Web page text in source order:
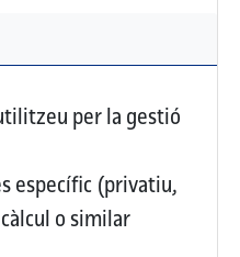
per la gestió
específic (privatiu,
o similar